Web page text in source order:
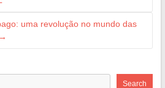
uma revolução no mundo das
→
Search